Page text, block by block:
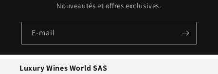
Nouveautés et offres exclusives.
E-mail
Luxury Wines World SAS